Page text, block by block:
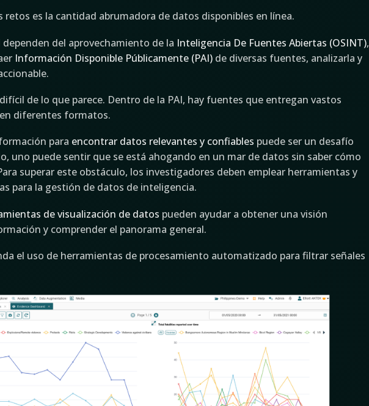
retos es la cantidad abrumadora de datos disponibles en línea.
dependen del aprovechamiento de la Inteligencia De Fuentes Abiertas (OSINT),
Información Disponible Públicamente (PAI)de diversas fuentes, analizarla y
de lo que parece. Dentro de la PAI, hay fuentes que entregan vastos
diferentes formatos.
para encontrar datos relevantes y confiables puede ser un desafío
uno puede sentir que se está ahogando en un mar de datos sin saber cómo
superar este obstáculo, los investigadores deben emplear herramientas y
para la gestión de datos de inteligencia.
de visualización de datos pueden ayudar a obtener una visión
y comprender el panorama general.
el uso de herramientas de procesamiento automatizado para filtrar señales